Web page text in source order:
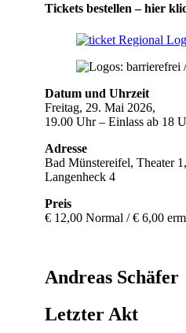
Tickets bestellen – hier
Datum und Uhrzeit
Freitag, 29. Mai 2026,
19.00 Uhr – Einlass ab 18
Adresse
Bad Münstereifel, Theater 1,
Langenheck 4
Preis
€ 12,00 Normal / € 6,00
Andreas Schäfer
Letzter Akt